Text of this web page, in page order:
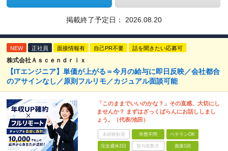
掲載終了予定日： 2026.08.20
NEW 正社員 面接情報有 自己PR不要 話を聞きたい応募可
株式会社Ａｓｃｅｎｄｒｉｘ
【ITエンジニア】単価が上がる＝今月の給与に即日反映／会社都合
のアサインなし／原則フルリモ／カジュアル面談可能
「このままでいいのかな？」その直感、大切にし
ませんか？ まずはざっくばらんにお話ししまし
ょう。（代表/池田）
未経験歓迎 学歴不問 ベテランOK
完全週休2日 賞与複数月 面接1回